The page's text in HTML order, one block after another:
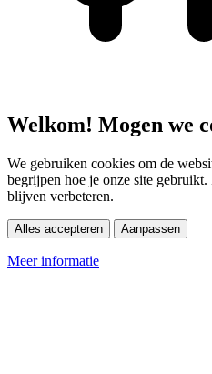
Welkom! Mogen we
We gebruiken cookies om de
begrijpen hoe je onze site
blijven verbeteren.
Alles accepteren Aanpassen
Meer informatie